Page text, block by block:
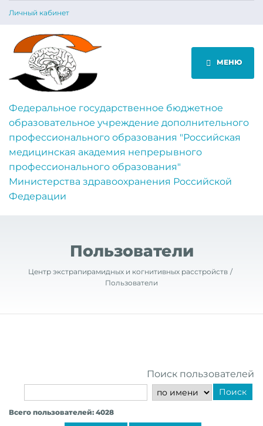
Личный кабинет
МЕНЮ
Федеральное государственное бюджетное
образовательное учреждение дополнительного
профессионального образования "Российская
медицинская академия непрерывного
профессионального образования"
Министерства здравоохранения Российской
Федерации
Пользователи
Центр экстрапирамидных и когнитивных расстройств
Пользователи
Поиск пользователей
Поиск
Всего пользователей: 4028